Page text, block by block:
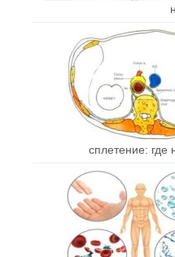
сплетение: где